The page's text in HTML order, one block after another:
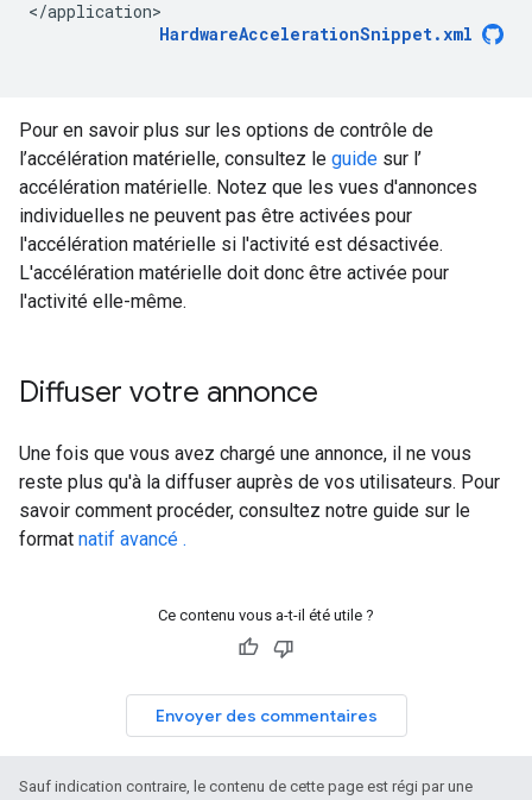
HardwareAccelerationSnippet.xml
Pour en savoir plus sur les options de contrôle de
l’accélération matérielle, consultez le guide sur l’
accélération matérielle. Notez que les vues d'annonces
individuelles ne peuvent pas être activées pour
l'accélération matérielle si l'activité est désactivée.
L'accélération matérielle doit donc être activée pour
l'activité elle-même.
Diffuser votre annonce
Une fois que vous avez chargé une annonce, il ne vous
reste plus qu'à la diffuser auprès de vos utilisateurs. Pour
savoir comment procéder, consultez notre guide sur le
format natif avancé .
Ce contenu vous a-t-il été utile ?
Envoyer des commentaires
Sauf indication contraire, le contenu de cette page est régi par une